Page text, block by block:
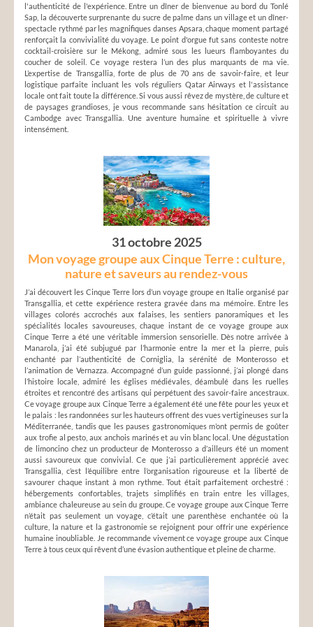
l'authenticité de l'expérience. Entre un dîner de bienvenue au bord du Tonlé
Sap, la découverte surprenante du sucre de palme dans un village et un dîner-
spectacle rythmé par les magnifiques danses Apsara, chaque moment partagé
renforçait la convivialité du voyage. Le point d'orgue fut sans conteste notre
cocktail-croisière sur le Mékong, admiré sous les lueurs flamboyantes du
coucher de soleil. Ce voyage restera l’un des plus marquants de ma vie.
L’expertise de Transgallia, forte de plus de 70 ans de savoir-faire, et leur
logistique parfaite incluant les vols réguliers Qatar Airways et l'assistance
locale ont fait toute la différence. Si vous aussi rêvez de mystère, de culture et
de paysages grandioses, je vous recommande sans hésitation ce circuit au
Cambodge avec Transgallia. Une aventure humaine et spirituelle à vivre
intensément.
31 octobre 2025
Mon voyage groupe aux Cinque Terre : culture,
nature et saveurs au rendez-vous
J’ai découvert les Cinque Terre lors d’un voyage groupe en Italie organisé par
Transgallia, et cette expérience restera gravée dans ma mémoire. Entre les
villages colorés accrochés aux falaises, les sentiers panoramiques et les
spécialités locales savoureuses, chaque instant de ce voyage groupe aux
Cinque Terre a été une véritable immersion sensorielle. Dès notre arrivée à
Manarola, j’ai été subjugué par l’harmonie entre la mer et la pierre, puis
enchanté par l’authenticité de Corniglia, la sérénité de Monterosso et
l’animation de Vernazza. Accompagné d’un guide passionné, j’ai plongé dans
l’histoire locale, admiré les églises médiévales, déambulé dans les ruelles
étroites et rencontré des artisans qui perpétuent des savoir-faire ancestraux.
Ce voyage groupe aux Cinque Terre a également été une fête pour les yeux et
le palais : les randonnées sur les hauteurs offrent des vues vertigineuses sur la
Méditerranée, tandis que les pauses gastronomiques m’ont permis de goûter
aux trofie al pesto, aux anchois marinés et au vin blanc local. Une dégustation
de limoncino chez un producteur de Monterosso a d’ailleurs été un moment
aussi savoureux que convivial. Ce que j’ai particulièrement apprécié avec
Transgallia, c’est l’équilibre entre l’organisation rigoureuse et la liberté de
savourer chaque instant à mon rythme. Tout était parfaitement orchestré :
hébergements confortables, trajets simplifiés en train entre les villages,
ambiance chaleureuse au sein du groupe. Ce voyage groupe aux Cinque Terre
n’était pas seulement un voyage, c’était une parenthèse enchantée où la
culture, la nature et la gastronomie se rejoignent pour offrir une expérience
humaine inoubliable. Je recommande vivement ce voyage groupe aux Cinque
Terre à tous ceux qui rêvent d’une évasion authentique et pleine de charme.